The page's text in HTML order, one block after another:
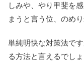
しみや、やり甲斐を
まうと言う位、のめ
単純明快な対策法で
る方法と言えるでし